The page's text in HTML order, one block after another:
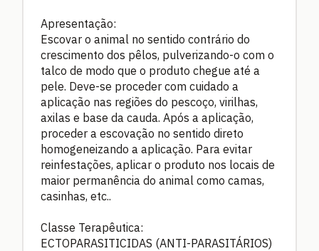
Apresentação:
Escovar o animal no sentido contrário do
crescimento dos pêlos, pulverizando-o com o
talco de modo que o produto chegue até a
pele. Deve-se proceder com cuidado a
aplicação nas regiões do pescoço, virilhas,
axilas e base da cauda. Após a aplicação,
proceder a escovação no sentido direto
homogeneizando a aplicação. Para evitar
reinfestações, aplicar o produto nos locais de
maior permanência do animal como camas,
casinhas, etc..
Classe Terapêutica:
ECTOPARASITICIDAS (ANTI-PARASITÁRIOS)